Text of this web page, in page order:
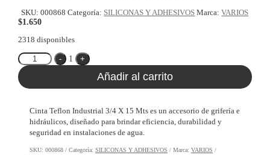
SKU:000868 Categoría: SILICONAS Y ADHESIVOS Marca:VARIOS
$1.650
2318 disponibles
Quantity
- 1 +
Añadir al carrito
Cinta Teflon Industrial 3/4 X 15 Mts es un accesorio de grifería e
hidráulicos, diseñado para brindar eficiencia, durabilidad y
seguridad en instalaciones de agua.
SKU:000868 Categoría:SILICONAS Y ADHESIVOS Marca:VARIOS